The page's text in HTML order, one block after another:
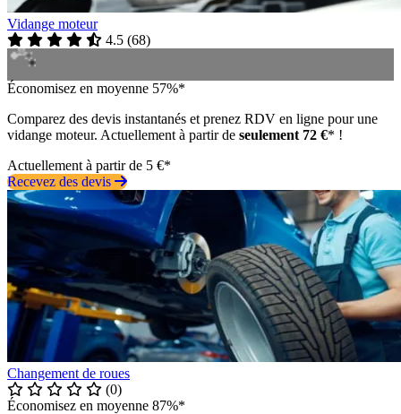
Vidange moteur
4.5 (68)
Économisez en moyenne 57%*
Comparez des devis instantanés et prenez RDV en ligne pour une
vidange moteur. Actuellement à partir de seulement 72 €* !
Actuellement à partir de 5 €*
Recevez des devis
Changement de roues
(0)
Économisez en moyenne 87%*